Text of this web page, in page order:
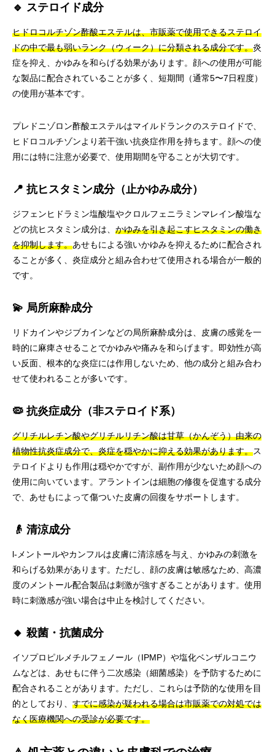
🔹 ステロイド成分
ヒドロコルチゾン酢酸エステルは、市販薬で使用できるステロイ
ドの中で最も弱いランク（ウィーク）に分類される成分です。炎
症を抑え、かゆみを和らげる効果があります。顔への使用が可能
な製品に配合されていることが多く、短期間（通常5〜7日程度）
の使用が基本です。
プレドニゾロン酢酸エステルはマイルドランクのステロイドで、
ヒドロコルチゾンより若干強い抗炎症作用を持ちます。顔への使
用には特に注意が必要で、使用期間を守ることが大切です。
📍 抗ヒスタミン成分（止かゆみ成分）
ジフェンヒドラミン塩酸塩やクロルフェニラミンマレイン酸塩な
どの抗ヒスタミン成分は、 かゆみを引き起こすヒスタミンの働き
を抑制します。あせもによる強いかゆみを抑えるために配合され
ることが多く、炎症成分と組み合わせて使用される場合が一般的
です。
💫 局所麻酔成分
リドカインやジブカインなどの局所麻酔成分は、皮膚の感覚を一
時的に麻痺させることでかゆみや痛みを和らげます。即効性が高
い反面、根本的な炎症には作用しないため、他の成分と組み合わ
せて使われることが多いです。
🦠 抗炎症成分（非ステロイド系）
グリチルレチン酸やグリチルリチン酸は甘草（かんぞう）由来の
植物性抗炎症成分で、炎症を穏やかに抑える効果があります。ス
テロイドよりも作用は穏やかですが、副作用が少ないため顔への
使用に向いています。アラントインは細胞の修復を促進する成分
で、あせもによって傷ついた皮膚の回復をサポートします。
👴 清涼成分
l-メントールやカンフルは皮膚に清涼感を与え、かゆみの刺激を
和らげる効果があります。ただし、顔の皮膚は敏感なため、高濃
度のメントール配合製品は刺激が強すぎることがあります。使用
時に刺激感が強い場合は中止を検討してください。
🔸 殺菌・抗菌成分
イソプロピルメチルフェノール（IPMP）や塩化ベンザルコニウ
ムなどは、あせもに伴う二次感染（細菌感染）を予防するために
配合されることがあります。ただし、これらは予防的な使用を目
的としており、 すでに感染が疑われる場合は市販薬での対処では
なく医療機関への受診が必要です。